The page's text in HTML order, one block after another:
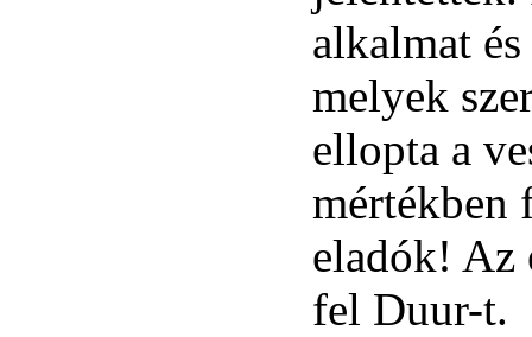
alkalmat
melyek
ellopta a
mértékben
eladók! Az
fel Duur-t.